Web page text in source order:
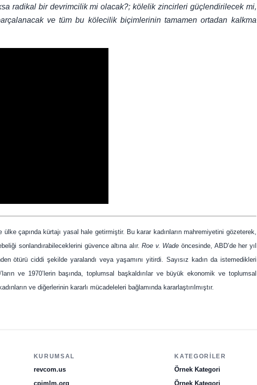
radikal bir devrimcilik mi olacak?; kölelik zincirleri güçlendirilecek mi,
ve tüm bu kölecilik biçimlerinin tamamen ortadan kalkma
ülke çapında kürtajı yasal hale getirmiştir. Bu karar kadınların mahremiyetini gözeterek,
sonlandırabileceklerini güvence altına alır.Roe v. Wade öncesinde, ABD’de her yıl
ötürü ciddi şekilde yaralandı veya yaşamını yitirdi. Sayısız kadın da istemedikleri
ve 1970’lerin başında, toplumsal başkaldırılar ve büyük ekonomik ve toplumsal
ve diğerlerinin kararlı mücadeleleri bağlamında kararlaştırılmıştır.
KURUMSAL
revcom.us
cpimlm.org
KATEGORILER
Örnek Kategori
Örnek Kategori